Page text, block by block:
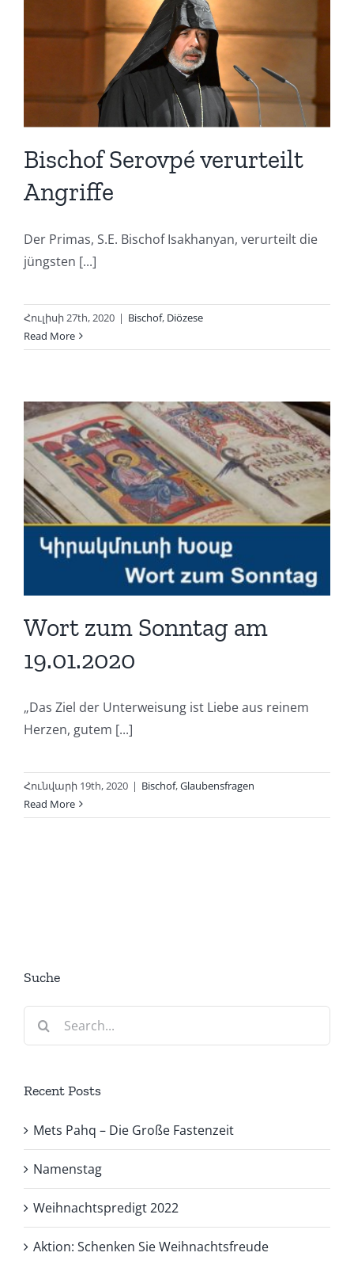
Bischof Serovpé verurteilt
Angriffe
Der Primas, S.E. Bischof Isakhanyan, verurteilt die
jüngsten [...]
Հուլիսի 27th, 2020 | Bischof, Diözese
Read More
Wort zum Sonntag am
19.01.2020
„Das Ziel der Unterweisung ist Liebe aus reinem
Herzen, gutem [...]
Հունվարի 19th, 2020 | Bischof,Glaubensfragen
Read More
Suche
Search
Recent Posts
Mets Pahq – Die Große Fastenzeit
Namenstag
Weihnachtspredigt 2022
Aktion: Schenken Sie Weihnachtsfreude